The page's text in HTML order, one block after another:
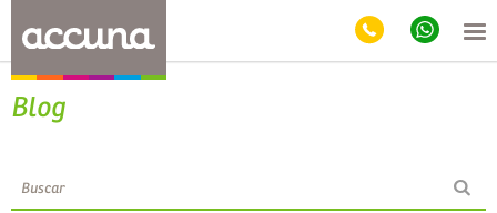
Blog